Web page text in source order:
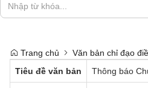
Trang chủ Văn bản chỉ đạo
Tiêu đề văn bản
Thông báo